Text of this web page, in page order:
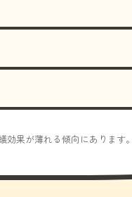
効果が薄れる傾向にあります